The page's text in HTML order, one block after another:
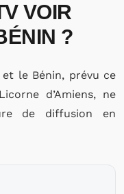
VOIR
?
le Bénin, prévu ce
d’Amiens, ne
de diffusion en